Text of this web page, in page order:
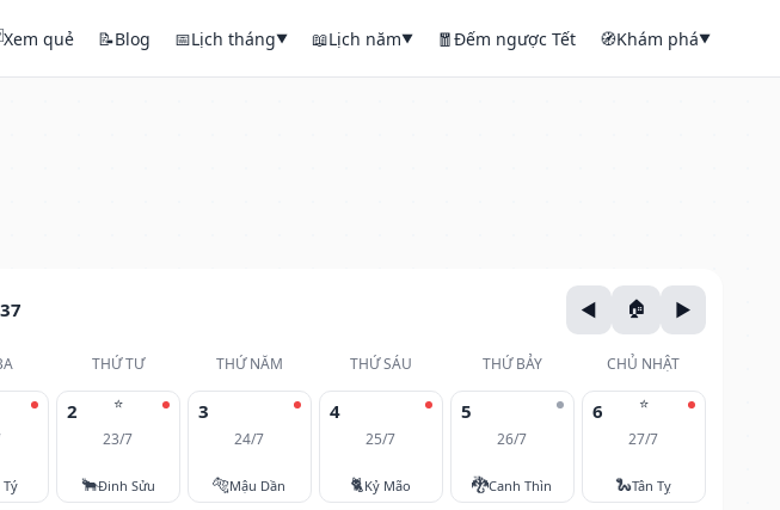
Xem quẻ 📝Blog 📅Lịch tháng▼ 📖Lịch năm▼ 🧧Đếm ngược Tết 🧭Khám phá▼
THỨ TƯ THỨ NĂM THỨ SÁU THỨ BẢY CHỦ NHẬT
Tý
⭐
2
23/7
🐂Đinh Sửu
3
24/7
🐅Mậu Dần
4
25/7
🐈Kỷ Mão
5
26/7
🐉Canh Thìn
⭐
6
27/7
🐍Tân Tỵ